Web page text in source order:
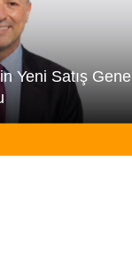
Yeni Satış Genel